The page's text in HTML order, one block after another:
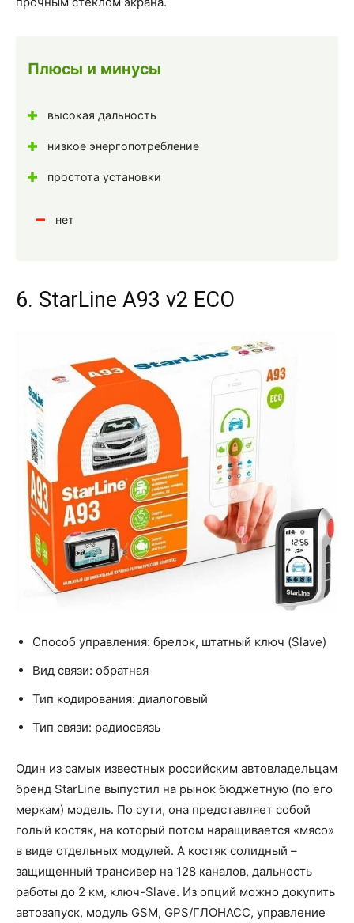
Плюсы и минусы
высокая дальность
низкое энергопотребление
простота установки
нет
6. StarLine A93 v2 ECO
Способ управления: брелок, штатный ключ (Slave)
Вид связи: обратная
Тип кодирования: диалоговый
Тип связи: радиосвязь
Один из самых известных российским автовладельцам
бренд StarLine выпустил на рынок бюджетную (по его
меркам) модель. По сути, она представляет собой
голый костяк, на который потом наращивается «мясо»
в виде отдельных модулей. А костяк солидный –
защищенный трансивер на 128 каналов, дальность
работы до 2 км, ключ-Slave. Из опций можно докупить
автозапуск, модуль GSM, GPS/ГЛОНАСС, управление